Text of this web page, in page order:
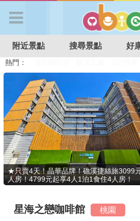
APP登入
首 頁
搜尋景點
好康優惠
最新消息
最新留言
附近景點 搜尋景點 好
熱門：
特色遊戲場
親子住房優惠 台北親子餐廳
★只賣4天！晶華品牌！礁溪捷絲旅3099
人房！4799元起享4人1泊1食住4人房！
星海之戀咖啡館 桃園